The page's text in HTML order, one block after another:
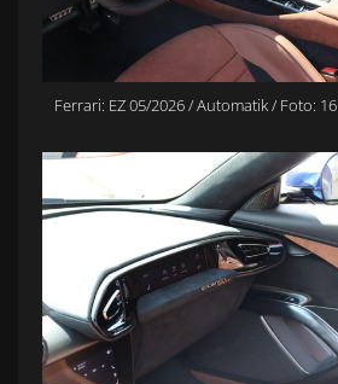
Ferrari: EZ 05/2026 / Automatik / Foto: 16